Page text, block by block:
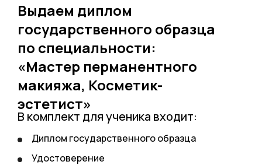
Удостоверение
Диплом государственного образца
В комплект для ученика входит:
Выдаем диплом
государственного образца
по специальности:
«Мастер перманентного
макияжа, Косметик-
эстетист»